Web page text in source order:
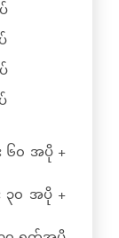
၆၀ အပို +
၃၀ အပို +